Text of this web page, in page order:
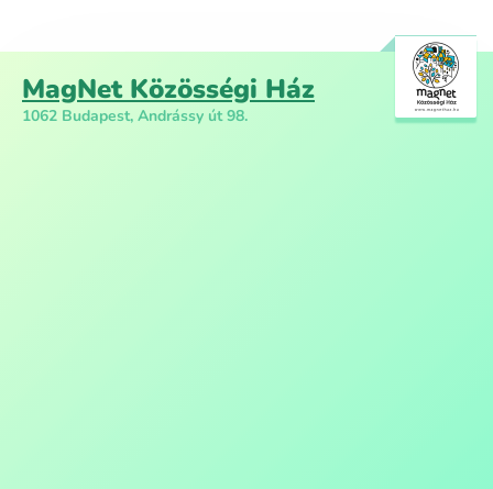
MagNet Közösségi Ház
1062 Budapest, Andrássy út 98.